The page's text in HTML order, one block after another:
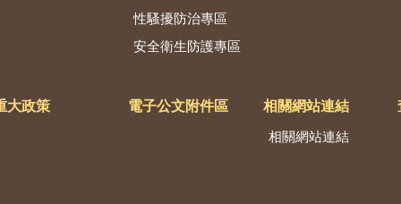
性騷擾防治專區
安全衛生防護專區
大政策 電子公文附件區 相關網站連結
相關網站連結